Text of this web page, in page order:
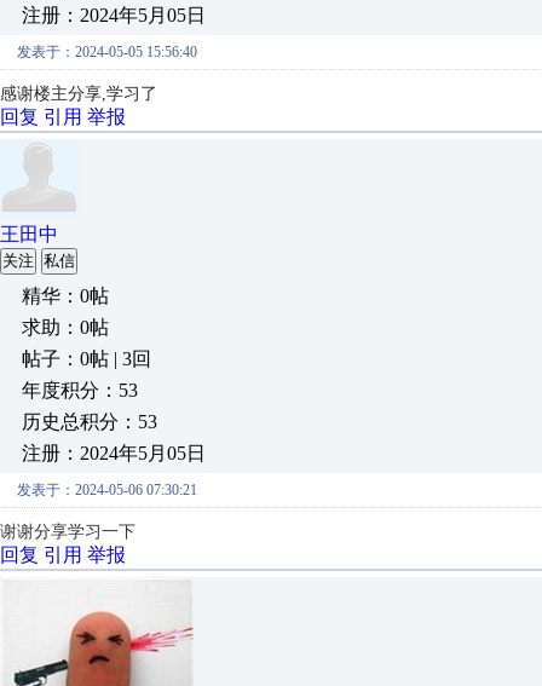
注册：2024年5月05日
发表于：2024-05-05 15:56:40
感谢楼主分享,学习了
回复 引用 举报
王田中
关注 私信
精华：0帖
求助：0帖
帖子：0帖 | 3回
年度积分：53
历史总积分：53
注册：2024年5月05日
发表于：2024-05-06 07:30:21
谢谢分享学习一下
回复 引用 举报